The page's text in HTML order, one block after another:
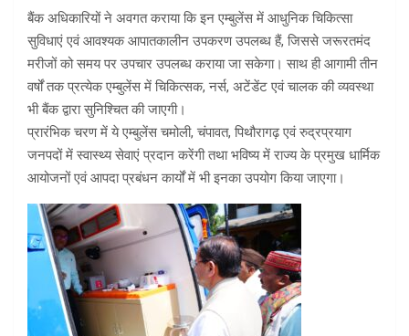
बैंक अधिकारियों ने अवगत कराया कि इन एम्बुलेंस में आधुनिक चिकित्सा
सुविधाएं एवं आवश्यक आपातकालीन उपकरण उपलब्ध हैं, जिससे जरूरतमंद
मरीजों को समय पर उपचार उपलब्ध कराया जा सकेगा। साथ ही आगामी तीन
वर्षों तक प्रत्येक एम्बुलेंस में चिकित्सक, नर्स, अटेंडेंट एवं चालक की व्यवस्था
भी बैंक द्वारा सुनिश्चित की जाएगी।
प्रारंभिक चरण में ये एम्बुलेंस चमोली, चंपावत, पिथौरागढ़ एवं रुद्रप्रयाग
जनपदों में स्वास्थ्य सेवाएं प्रदान करेंगी तथा भविष्य में राज्य के प्रमुख धार्मिक
आयोजनों एवं आपदा प्रबंधन कार्यों में भी इनका उपयोग किया जाएगा।